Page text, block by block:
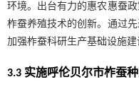
环境。出台有力的惠农惠蚕
柞蚕养殖技术的创新。通过
加强柞蚕科研生产基础设施
3.3 实施呼伦贝尔市柞蚕